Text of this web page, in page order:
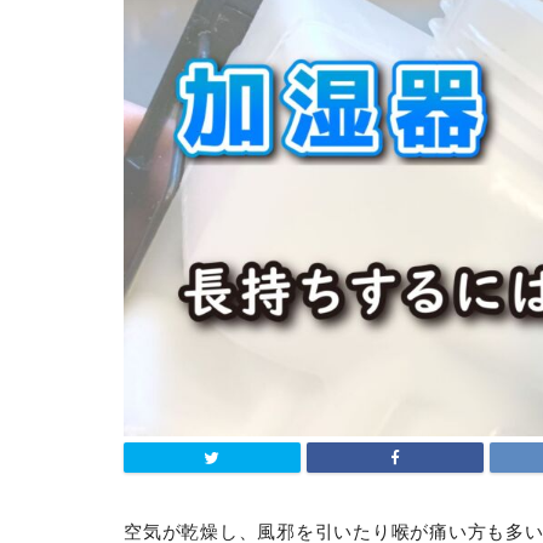
空気が乾燥し、風邪を引いたり喉が痛い方も多